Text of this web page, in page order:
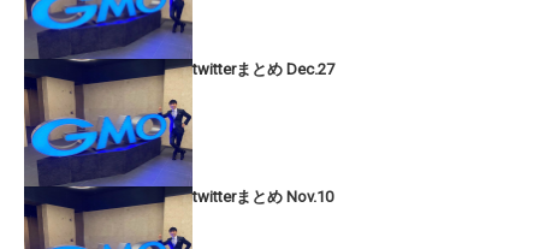
twitterまとめ Dec.27
twitterまとめ Nov.10